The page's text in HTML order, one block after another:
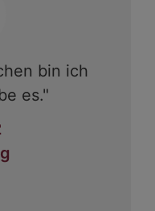
bin ich
es."